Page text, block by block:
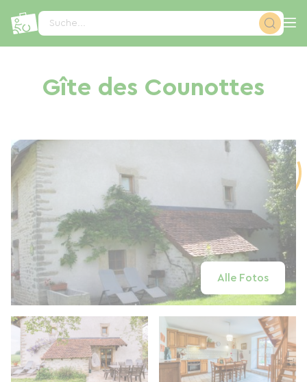
Suche...
Gîte des Counottes
Alle Fotos
Cookie-Einstellungen